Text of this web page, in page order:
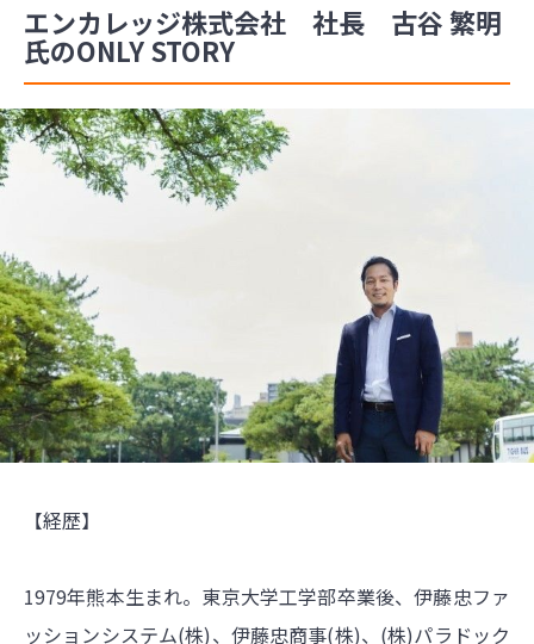
エンカレッジ株式会社 社長 古谷 繁明
氏のONLY STORY
【経歴】
1979年熊本生まれ。東京大学工学部卒業後、伊藤忠ファ
ッションシステム(株)、伊藤忠商事(株)、(株)パラドック